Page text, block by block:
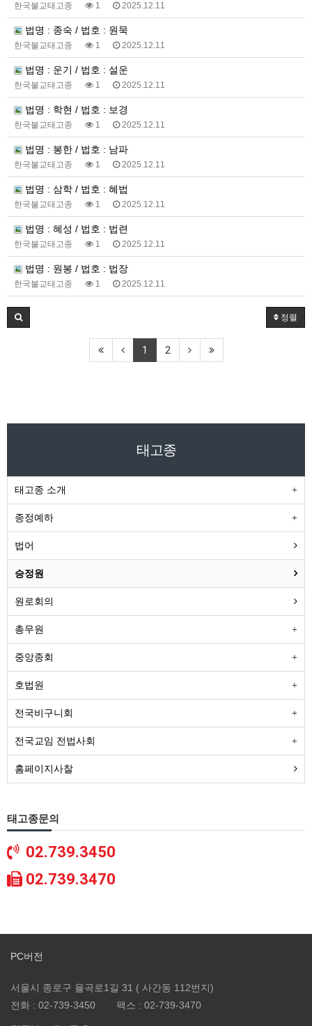
한국불교태고종 1 2025.12.11
법명 : 종숙 / 법호 : 원묵
한국불교태고종 1 2025.12.11
법명 : 운기 / 법호 : 설운
한국불교태고종 1 2025.12.11
법명 : 학현 / 법호 : 보경
한국불교태고종 1 2025.12.11
법명 : 봉한 / 법호 : 남파
한국불교태고종 1 2025.12.11
법명 : 삼학 / 법호 : 혜법
한국불교태고종 1 2025.12.11
법명 : 혜성 / 법호 : 법련
한국불교태고종 1 2025.12.11
법명 : 원봉 / 법호 : 법장
한국불교태고종 1 2025.12.11
정렬
1 2
태고종
태고종 소개
종정예하
법어
승정원
원로회의
총무원
중앙종회
호법원
전국비구니회
전국교임 전법사회
홈페이지사찰
태고종문의
02.739.3450
02.739.3470
PC버전
서울시 종로구 율곡로1길 31 ( 사간동 112번지)
전화 : 02-739-3450 팩스 : 02-739-3470